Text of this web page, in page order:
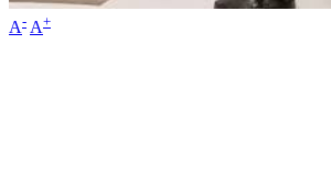
A- A+